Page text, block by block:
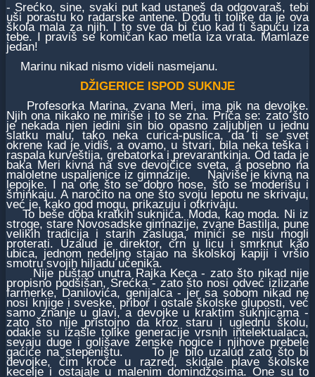
- Srećko, sine, svaki put kad ustaneš da odgovaraš, tebi
uši porastu ko radarske antene. Dođu ti tolike da je ova
škola mala za njih. I to sve da bi čuo kad ti šapuću iza
tebe. I praviš se komičan kao metla iza vrata. Mamlaze
jedan!
Marinu nikad nismo videli nasmejanu.
DŽIGERICE ISPOD SUKNJE
Profesorka Marina, zvana Meri, ima pik na devojke.
Njih ona nikako ne miriše i to se zna. Priča se: zato što
je nekada njen jedini sin bio opasno zaljubljen u jednu
slatku malu, tako neka curica-puslica, da ti se svet
okrene kad je vidiš, a ovamo, u stvari, bila neka teška i
raspala kurveštija, grebatorka i prevarantkinja. Od tada je
baka Meri kivna na sve devojčice sveta, a posebno na
maloletne uspaljenice iz gimnazije. Najviše je kivna na
lepojke. I na one što se dobro nose, što se moderišu i
šminkaju. A naročito na one što svoju lepotu ne skrivaju,
već je, kako god mogu, prikazuju i otkrivaju.
To beše doba kratkih suknjica. Moda, kao moda. Ni iz
stroge, stare Novosadske gimnazije, zvane Bastilja, pune
velikih tradicija i starih zasluga, minići se nisu mogli
proterati. Uzalud je direktor, crn u licu i smrknut kao
ubica, jednom nedeljno stajao na školskoj kapiji i vršio
smotru svojih hiljadu učenika.
Nije puštao unutra Rajka Keca - zato što nikad nije
propisno podšišan, Srećka - zato što nosi odveć izlizane
farmerke, Danilovića, genijalca - jer sa sobom nikad ne
nosi knjige i sveske, pribor i ostale školske gluposti, već
samo znanje u glavi, a devojke u kraktim suknjicama -
zato što nije pristojno da kroz staru i uglednu školu,
odakle su izašle tolike generacije vrsnih intelektualaca,
sevaju duge i golišave ženske nogice i njihove prebele
gaćice na stepeništu. To je bilo uzalud zato što bi
devojke, čim kroče u razred, skidale plave školske
kecelje i ostajale u malenim domindžosima. One su to